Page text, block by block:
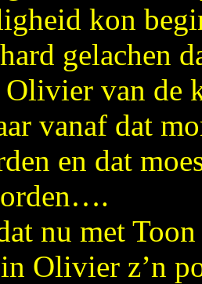
kon
gelachen
van de
vanaf dat
en dat
nu met
Olivier z’n